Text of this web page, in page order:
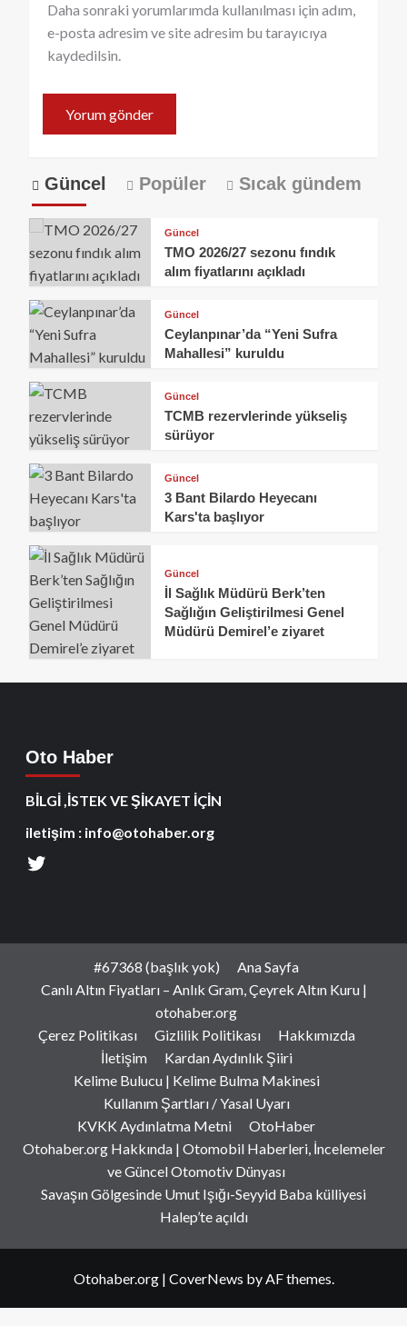
Daha sonraki yorumlarımda kullanılması için adım,
e-posta adresim ve site adresim bu tarayıcıya
kaydedilsin.
Güncel Popüler Sıcak gündem
Güncel
TMO 2026/27 sezonu fındık
alım fiyatlarını açıkladı
Güncel
Ceylanpınar’da “Yeni Sufra
Mahallesi” kuruldu
Güncel
TCMB rezervlerinde yükseliş
sürüyor
Güncel
3 Bant Bilardo Heyecanı
Kars'ta başlıyor
Güncel
İl Sağlık Müdürü Berk’ten
Sağlığın Geliştirilmesi Genel
Müdürü Demirel’e ziyaret
Oto Haber
BİLGİ ,İSTEK VE ŞİKAYET İÇİN
iletişim : info@otohaber.org
#67368 (başlık yok)
Ana Sayfa
Canlı Altın Fiyatları – Anlık Gram, Çeyrek Altın Kuru |
otohaber.org
Çerez Politikası
Gizlilik Politikası
Hakkımızda
İletişim
Kardan Aydınlık Şiiri
Kelime Bulucu | Kelime Bulma Makinesi
Kullanım Şartları / Yasal Uyarı
KVKK Aydınlatma Metni
OtoHaber
Otohaber.org Hakkında | Otomobil Haberleri, İncelemeler
ve Güncel Otomotiv Dünyası
Savaşın Gölgesinde Umut Işığı-Seyyid Baba külliyesi
Halep’te açıldı
Otohaber.org | CoverNews by AF themes.